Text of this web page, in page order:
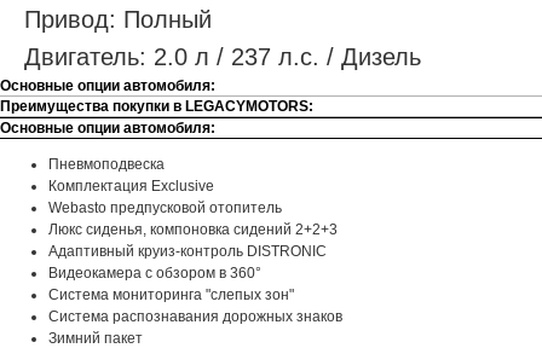
Привод: Полный
Двигатель: 2.0 л / 237 л.с. / Дизель
Основные опции автомобиля:
Преимущества покупки в LEGACYMOTORS:
Основные опции автомобиля:
Пневмоподвеска
Комплектация Exclusive
Webasto предпусковой отопитель
Люкс сиденья, компоновка сидений 2+2+3
Адаптивный круиз-контроль DISTRONIC
Видеокамера с обзором в 360°
Система мониторинга "слепых зон"
Система распознавания дорожных знаков
Зимний пакет